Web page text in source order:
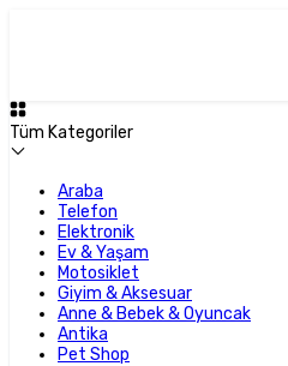
Tüm Kategoriler
Araba
Telefon
Elektronik
Ev & Yaşam
Motosiklet
Giyim & Aksesuar
Anne & Bebek & Oyuncak
Antika
Pet Shop